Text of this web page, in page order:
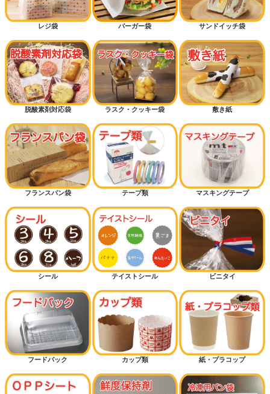
レジ袋 バーガー袋 サンドイッチ袋
脱酸素剤対応袋 ラスク・クッキー袋 敷き紙
フランスパン袋 テープ類 マスキングテープ
シール テイストシール ビニタイ
フードパック カップ類 紙・プラコップ